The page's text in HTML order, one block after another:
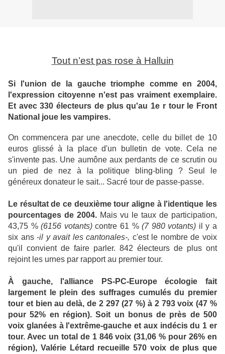
Tout n’est pas rose à Halluin
Si l'union de la gauche triomphe comme en 2004,
l'expression citoyenne n'est pas vraiment exemplaire.
Et avec 330 électeurs de plus qu'au 1e r tour le Front
National joue les vampires.
On commencera par une anecdote, celle du billet de 10
euros glissé à la place d'un bulletin de vote. Cela ne
s'invente pas. Une aumône aux perdants de ce scrutin ou
un pied de nez à la politique bling-bling ? Seul le
généreux donateur le sait... Sacré tour de passe-passe.
Le résultat de ce deuxième tour aligne à l'identique les
pourcentages de 2004. Mais vu le taux de participation,
43,75 %(6156 votants)contre 61 %(7 980 votants) il y a
six ans -il y avait les cantonales-, c'est le nombre de voix
qu'il convient de faire parler. 842 électeurs de plus ont
rejoint les urnes par rapport au premier tour.
À gauche, l'alliance PS-PC-Europe écologie fait
largement le plein des suffrages cumulés du premier
tour et bien au delà, de 2 297 (27 %) à 2 793 voix (47 %
pour 52% en région). Soit un bonus de près de 500
voix glanées à l'extrême-gauche et aux indécis du 1 er
tour. Avec un total de 1 846 voix (31,06 % pour 26% en
région), Valérie Létard recueille 570 voix de plus que